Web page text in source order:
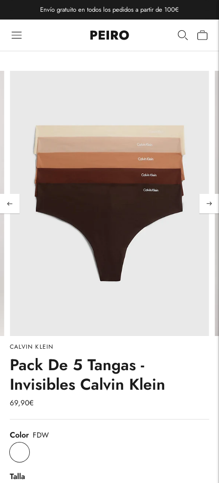
Envío gratuito en todos los pedidos a partir de 100€
PEIRO
CALVIN KLEIN
Pack De 5 Tangas -
Invisibles Calvin Klein
69,90€
Color FDW
Talla